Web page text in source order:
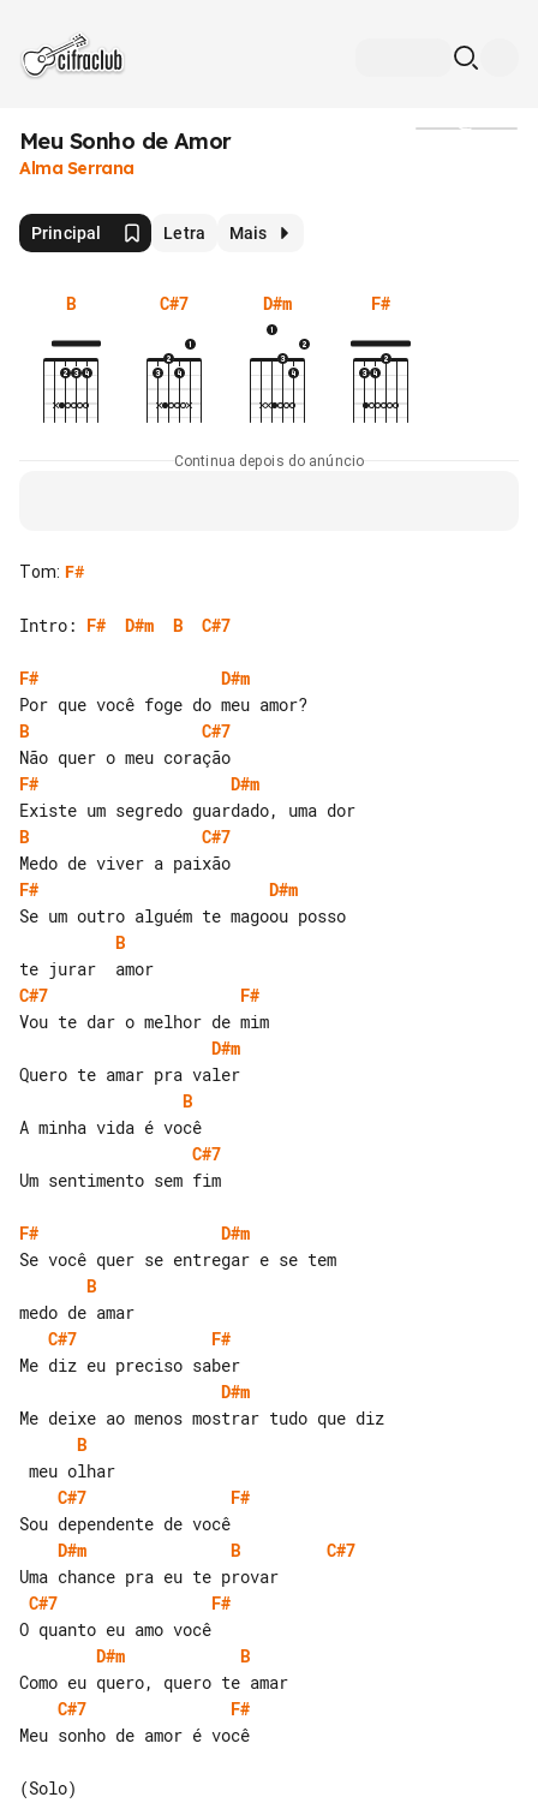
Meu Sonho de Amor
Alma Serrana
Principal Letra Mais
B C#7 D#m F#
Continua depois do anúncio
Tom: F#
Intro: F# D#m B C#7
F#
D#m
B
C#7
F#
D#m
B
C#7
F#
D#m
B
C#7
F#
D#m
B
C#7
Um sentimento sem fim
F#
D#m
B
C#7
F#
D#m
B
C#7
F#
D#m
B
C#7
C#7
F#
D#m
B
C#7
F#
Meu sonho de amor é você